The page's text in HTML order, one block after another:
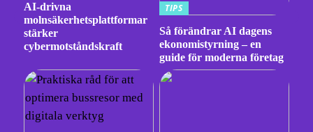
AI-drivna
molnsäkerhetsplattformar
stärker
cybermotståndskraft
TIPS
Så förändrar AI dagens
ekonomistyrning – en
guide för moderna företag